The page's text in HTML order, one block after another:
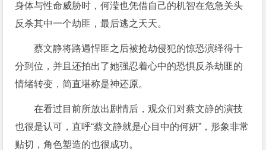
身体与性命威胁时，何滢也凭借自己的机智在危急关头
反杀其中一个劫匪，最后逃之夭夭。
蔡文静将路遇悍匪之后被抢劫侵犯的惊恐演绎得十
分到位，并且还拍出了她强忍着心中的恐惧反杀劫匪的
情绪转变，简直堪称是神还原。
在看过目前所放出剧情后，观众们对蔡文静的演技
也很是认可，直呼“蔡文静就是心目中的何妍”，形象非常
贴切，角色塑造的也很成功。